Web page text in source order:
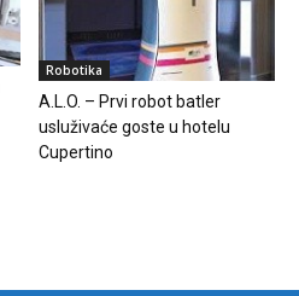
Robotika
A.L.O. – Prvi robot batler
usluživaće goste u hotelu
Cupertino